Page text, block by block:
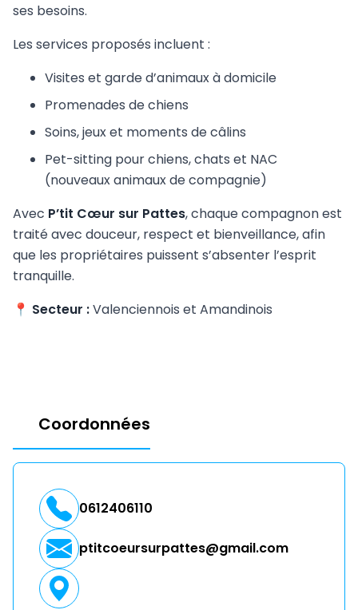
ses besoins.
Les services proposés incluent :
Visites et garde d’animaux à domicile
Promenades de chiens
Soins, jeux et moments de câlins
Pet-sitting pour chiens, chats et NAC
(nouveaux animaux de compagnie)
Avec P’tit Cœur sur Pattes, chaque compagnon est
traité avec douceur, respect et bienveillance, afin
que les propriétaires puissent s’absenter l’esprit
tranquille.
📍 Secteur :Valenciennois et Amandinois
Coordonnées
0612406110
ptitcoeursurpattes@gmail.com